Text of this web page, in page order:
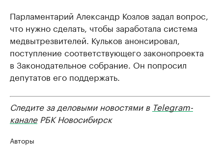
Парламентарий Александр Козлов задал вопрос,
что нужно сделать, чтобы заработала система
медвытрезвителей. Кульков анонсировал,
поступление соответствующего законопроекта
в Законодательное собрание. Он попросил
депутатов его поддержать.
Следите за деловыми новостями в Telegram-
каналеРБК Новосибирск
Авторы